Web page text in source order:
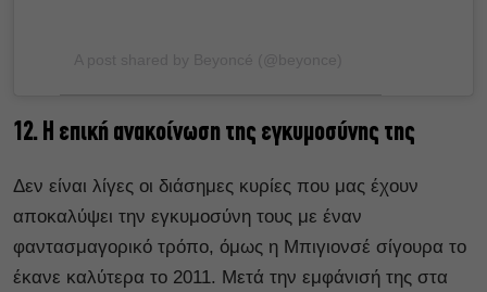
12. Η επική ανακοίνωση της εγκυμοσύνης της
Δεν είναι λίγες οι διάσημες κυρίες που μας έχουν
αποκαλύψει την εγκυμοσύνη τους με έναν
φαντασμαγορικό τρόπο, όμως η Μπιγιονσέ σίγουρα το
έκανε καλύτερα το 2011. Μετά την εμφάνισή της στα